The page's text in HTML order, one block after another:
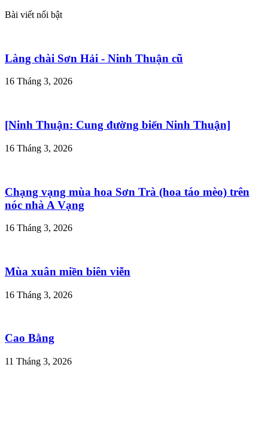
Bài viết nổi bật
Làng chài Sơn Hải - Ninh Thuận cũ
16 Tháng 3, 2026
[Ninh Thuận: Cung đường biển Ninh Thuận]
16 Tháng 3, 2026
Chạng vạng mùa hoa Sơn Trà (hoa táo mèo) trên
nóc nhà A Vạng
16 Tháng 3, 2026
Mùa xuân miền biên viễn
16 Tháng 3, 2026
Cao Bằng
11 Tháng 3, 2026